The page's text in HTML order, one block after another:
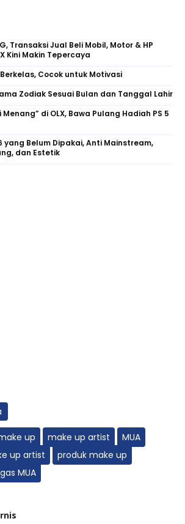
Transaksi Jual Beli Mobil, Motor & HP
Kini Makin Tepercaya
Cocok untuk Motivasi
Zodiak Sesuai Bulan dan Tanggal Lahir
di OLX, Bawa Pulang Hadiah PS 5
yang Belum Dipakai, Anti Mainstream,
dan Estetik
up make up artist
MUA
up artist
produk make up
MUA